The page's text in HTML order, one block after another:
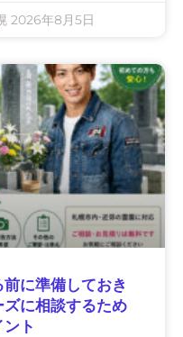
2026年8月5日
に準備しておき
に相談するため
ト